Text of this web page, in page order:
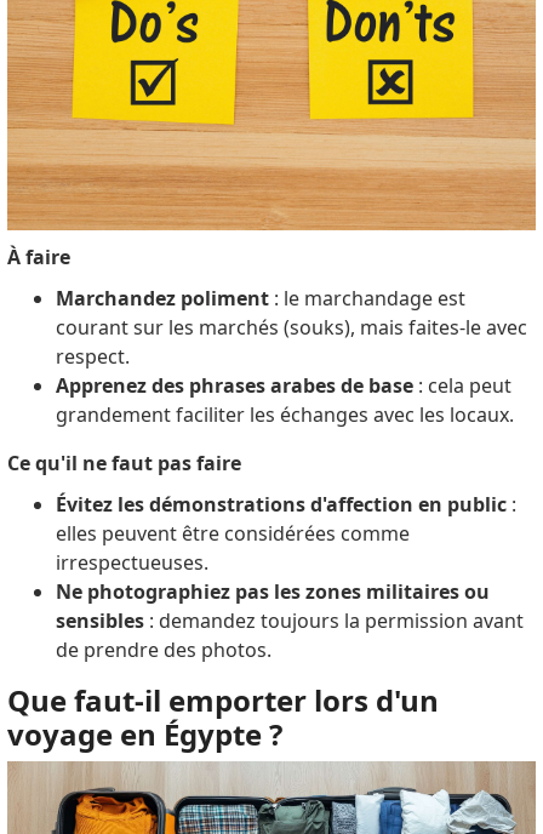
À faire
Marchandez poliment: le marchandage est
courant sur les marchés (souks), mais faites-le avec
respect.
Apprenez des phrases arabes de base: cela peut
grandement faciliter les échanges avec les locaux.
Ce qu'il ne faut pas faire
Évitez les démonstrations d'affection en public:
elles peuvent être considérées comme
irrespectueuses.
Ne photographiez pas les zones militaires ou
sensibles: demandez toujours la permission avant
de prendre des photos.
Que faut-il emporter lors d'un
voyage en Égypte ?